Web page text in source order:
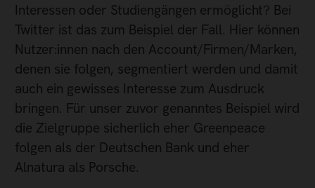
Interessen oder Studiengängen ermöglicht? Bei
Twitter ist das zum Beispiel der Fall. Hier können
Nutzer:innen nach den Account/Firmen/Marken,
denen sie folgen, segmentiert werden und damit
auch ein gewisses Interesse zum Ausdruck
bringen. Für unser zuvor genanntes Beispiel wird
die Zielgruppe sicherlich eher Greenpeace
folgen als der Deutschen Bank und eher
Alnatura als Porsche.